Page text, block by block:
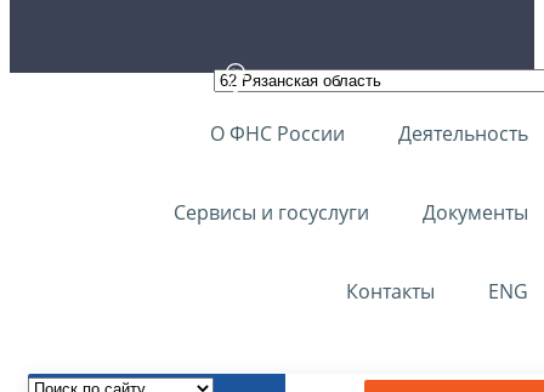
О ФНС России Деятельность
Сервисы и госуслуги Документы
Контакты ENG